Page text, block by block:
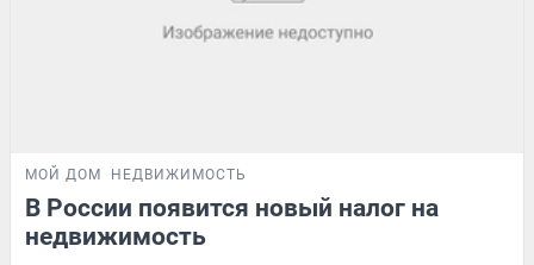
МОЙ ДОМ НЕДВИЖИМОСТЬ
В России появится новый налог на
недвижимость